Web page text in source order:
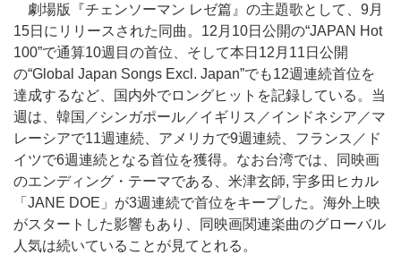
劇場版『チェンソーマン レゼ篇』の主題歌として、9月
15日にリリースされた同曲。12月10日公開の“JAPAN Hot
100”で通算10週目の首位、そして本日12月11日公開
の“Global Japan Songs Excl. Japan”でも12週連続首位を
達成するなど、国内外でロングヒットを記録している。当
週は、韓国／シンガポール／イギリス／インドネシア／マ
レーシアで11週連続、アメリカで9週連続、フランス／ド
イツで6週連続となる首位を獲得。なお台湾では、同映画
のエンディング・テーマである、米津玄師, 宇多田ヒカル
「JANE DOE」が3週連続で首位をキープした。海外上映
がスタートした影響もあり、同映画関連楽曲のグローバル
人気は続いていることが見てとれる。